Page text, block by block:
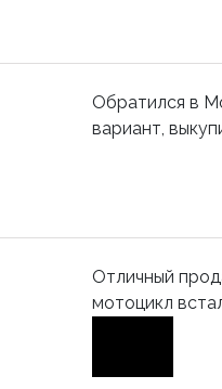
Обратился в
вариант,
Отличный
мотоцикл